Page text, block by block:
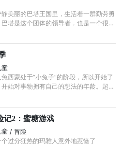
美丽的巴塔王国里，生活着一群勤劳勇
塔是这个团体的领导者，也是一个很好
童
西蒙处于“小兔子”的阶段，所以开始了
始对事物拥有自己的想法的年龄。超人
记2：蜜糖游戏
/ 冒险
过分狂热的玛雅人意外地惹恼了